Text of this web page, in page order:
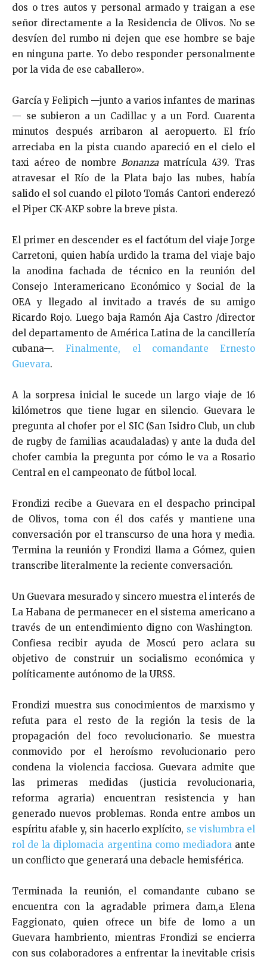
dos o tres autos y personal armado y traigan a ese
señor directamente a la Residencia de Olivos. No se
desvíen del rumbo ni dejen que ese hombre se baje
en ninguna parte. Yo debo responder personalmente
por la vida de ese caballero».
García y Felipich —junto a varios infantes de marinas
— se subieron a un Cadillac y a un Ford. Cuarenta
minutos después arribaron al aeropuerto. El frío
arreciaba en la pista cuando apareció en el cielo el
taxi aéreo de nombreBonanzamatrícula 439. Tras
atravesar el Río de la Plata bajo las nubes, había
salido el sol cuando el piloto Tomás Cantori enderezó
el Piper CK-AKP sobre la breve pista.
El primer en descender es el factótum del viaje Jorge
Carretoni, quien había urdido la trama del viaje bajo
la anodina fachada de técnico en la reunión del
Consejo Interamericano Económico y Social de la
OEA y llegado al invitado a través de su amigo
Ricardo Rojo. Luego baja Ramón Aja Castro /director
del departamento de América Latina de la cancillería
cubana—.Finalmente, el comandante Ernesto
Guevara.
A la sorpresa inicial le sucede un largo viaje de 16
kilómetros que tiene lugar en silencio. Guevara le
pregunta al chofer por el SIC (San Isidro Club, un club
de rugby de familias acaudaladas) y ante la duda del
chofer cambia la pregunta por cómo le va a Rosario
Central en el campeonato de fútbol local.
Frondizi recibe a Guevara en el despacho principal
de Olivos, toma con él dos cafés y mantiene una
conversación por el transcurso de una hora y media.
Termina la reunión y Frondizi llama a Gómez, quien
transcribe literalmente la reciente conversación.
Un Guevara mesurado y sincero muestra el interés de
La Habana de permanecer en el sistema americano a
través de un entendimiento digno con Washington.
Confiesa recibir ayuda de Moscú pero aclara su
objetivo de construir un socialismo económica y
políticamente autónomo de la URSS.
Frondizi muestra sus conocimientos de marxismo y
refuta para el resto de la región la tesis de la
propagación del foco revolucionario. Se muestra
conmovido por el heroísmo revolucionario pero
condena la violencia facciosa. Guevara admite que
las primeras medidas (justicia revolucionaria,
reforma agraria) encuentran resistencia y han
generado nuevos problemas. Ronda entre ambos un
espíritu afable y, sin hacerlo explícito, se vislumbra el
rol de la diplomacia argentina como mediadoraante
un conflicto que generará una debacle hemisférica.
Terminada la reunión, el comandante cubano se
encuentra con la agradable primera dam,a Elena
Faggionato, quien ofrece un bife de lomo a un
Guevara hambriento, mientras Frondizi se encierra
con sus colaboradores a enfrentar la inevitable crisis